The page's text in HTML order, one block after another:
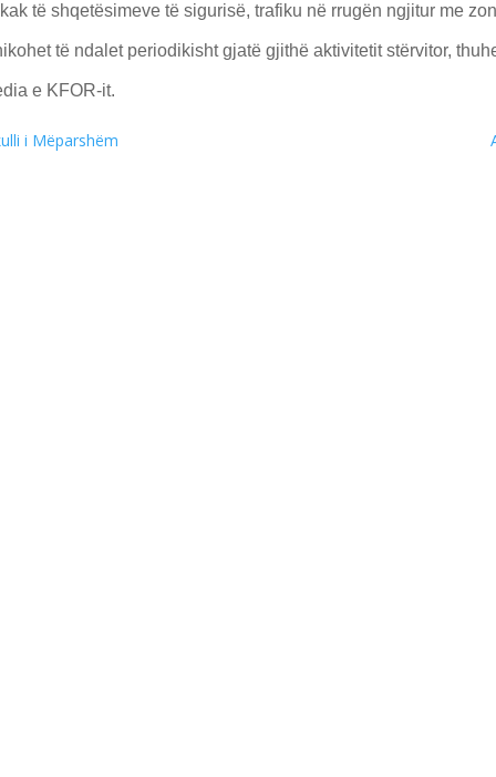
të shqetësimeve të sigurisë, trafiku në rrugën ngjitur me
të ndalet periodikisht gjatë gjithë aktivitetit stërvitor,
e KFOR-it.
i Mëparshëm